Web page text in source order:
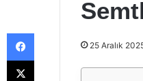
25 Aralık
Facebook
X